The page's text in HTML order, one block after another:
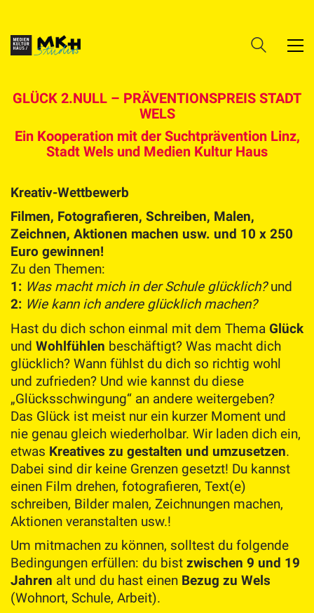
GLÜCK 2.NULL – PRÄVENTIONSPREIS STADT
WELS
Ein Kooperation mit der Suchtprävention Linz,
Stadt Wels und Medien Kultur Haus
Kreativ-Wettbewerb
Filmen, Fotografieren, Schreiben, Malen,
Zeichnen, Aktionen machen usw. und 10 x 250
Euro gewinnen!
Zu den Themen:
1: Was macht mich in der Schule glücklich?und
2: Wie kann ich andere glücklich machen?
Hast du dich schon einmal mit dem Thema Glück
und Wohlfühlen beschäftigt? Was macht dich
glücklich? Wann fühlst du dich so richtig wohl
und zufrieden? Und wie kannst du diese
„Glücksschwingung“ an andere weitergeben?
Das Glück ist meist nur ein kurzer Moment und
nie genau gleich wiederholbar. Wir laden dich ein,
etwas Kreatives zu gestalten und umzusetzen.
Dabei sind dir keine Grenzen gesetzt! Du kannst
einen Film drehen, fotografieren, Text(e)
schreiben, Bilder malen, Zeichnungen machen,
Aktionen veranstalten usw.!
Um mitmachen zu können, solltest du folgende
Bedingungen erfüllen: du bist zwischen 9 und 19
Jahren alt und du hast einen Bezug zu Wels
(Wohnort, Schule, Arbeit).